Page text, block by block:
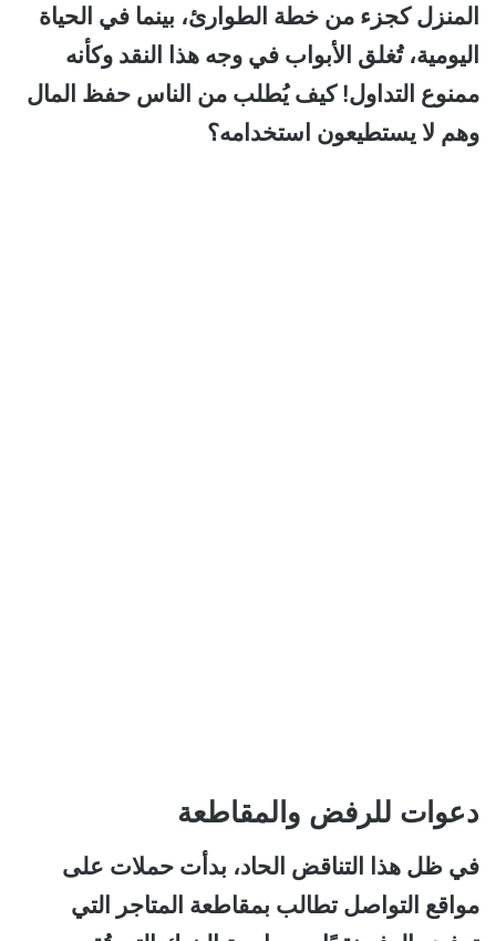
المنزل كجزء من خطة الطوارئ، بينما في الحياة
اليومية، تُغلق الأبواب في وجه هذا النقد وكأنه
ممنوع التداول! كيف يُطلب من الناس حفظ المال
وهم لا يستطيعون استخدامه؟
دعوات للرفض والمقاطعة
في ظل هذا التناقض الحاد، بدأت حملات على
مواقع التواصل تطالب بمقاطعة المتاجر التي